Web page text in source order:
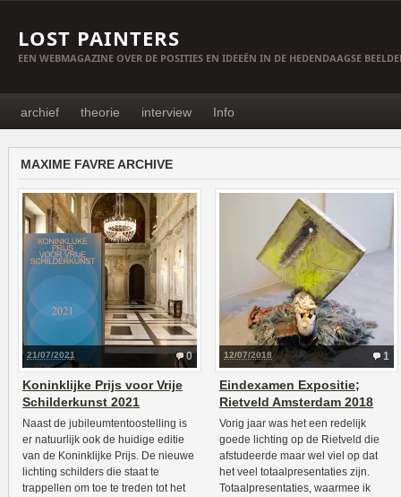
LOST PAINTERS
EEN WEBMAGAZINE OVER DE POSITIES EN IDEEËN IN DE HEDENDAAGSE
archief theorie interview Info
MAXIME FAVRE ARCHIVE
0
21/07/2021
Koninklijke Prijs voor Vrije
Schilderkunst 2021
Naast de jubileumtentoostelling is
er natuurlijk ook de huidige editie
van de Koninklijke Prijs. De nieuwe
lichting schilders die staat te
trappellen om toe te treden tot het
1
12/07/2018
Eindexamen Expositie;
Rietveld Amsterdam 2018
Vorig jaar was het een redelijk
goede lichting op de Rietveld die
afstudeerde maar wel viel op dat
het veel totaalpresentaties zijn.
Totaalpresentaties, waarmee ik